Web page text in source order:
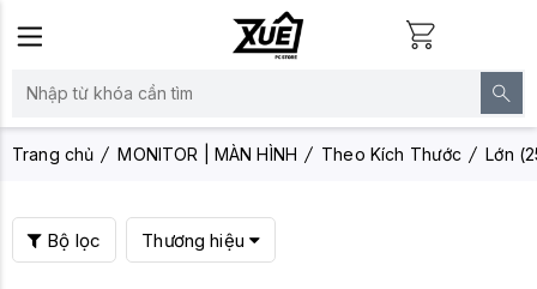
Trang chủ MONITOR | MÀN HÌNH Theo Kích Thước Lớn
Bộ lọc Thương hiệu